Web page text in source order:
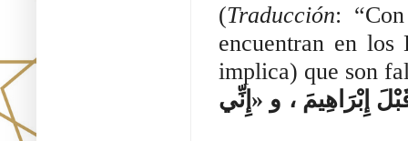
(Traducción:
encuentran en los
implica) que son
إِبْرَاهِيمَ ، و «إِنِّي